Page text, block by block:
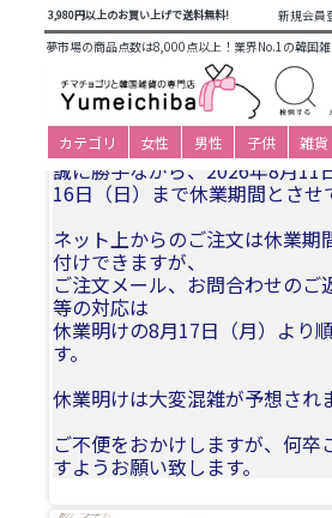
3,980円以上のお買い上げで送料無料! 新規会員
夢市場の商品点数は8,000点以上！業界No.1の韓国雑
カテゴリ 女性 男性 子供 雑貨
商品カテゴリ一覧>仕立て済み衣装(大
ンタル> 497_チマチョゴリレンタル韓
94cm_身長+靴高さ169～174cm
夏季休業についてお知らせ
誠に勝手ながら、2026年8月11
16日（日）まで休業期間とさせ
ネット上からのご注文は休業期
付けできますが、
ご注文メール、お問合わせのご
等の対応は
休業明けの8月17日（月）より
す。
休業明けは大変混雑が予想され
ご不便をおかけしますが、何卒
すようお願い致します。